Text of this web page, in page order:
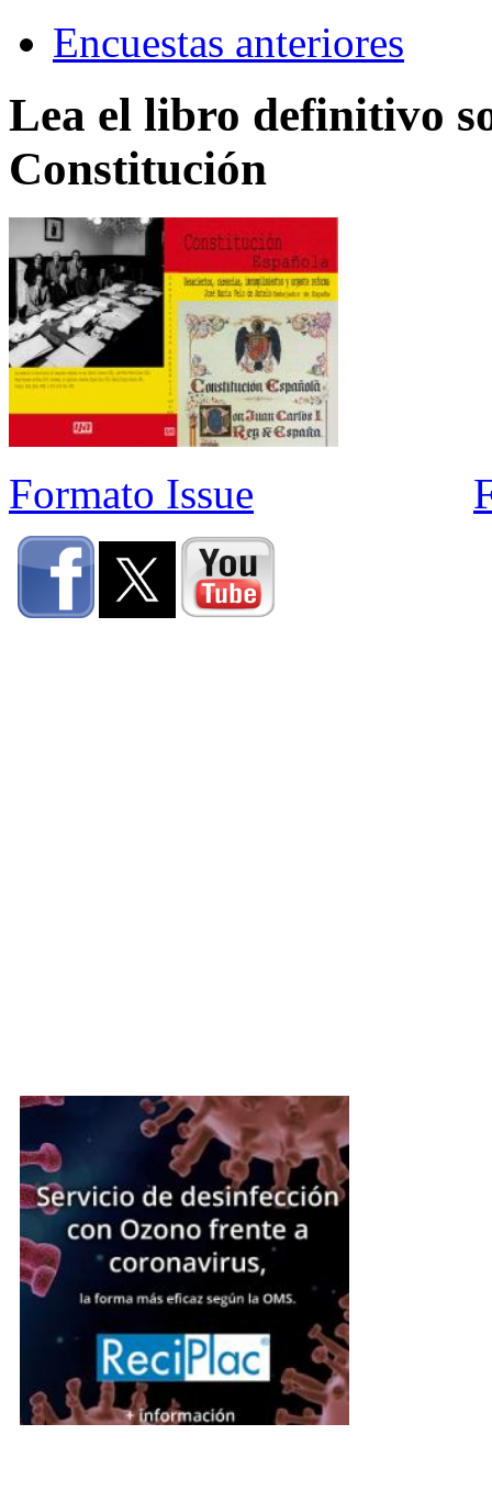
Encuestas anteriores
Lea el libro definitivo
Constitución
Formato Issue